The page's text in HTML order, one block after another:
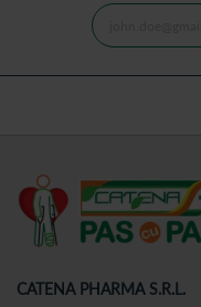
CATENA PHARMA S.R.L.